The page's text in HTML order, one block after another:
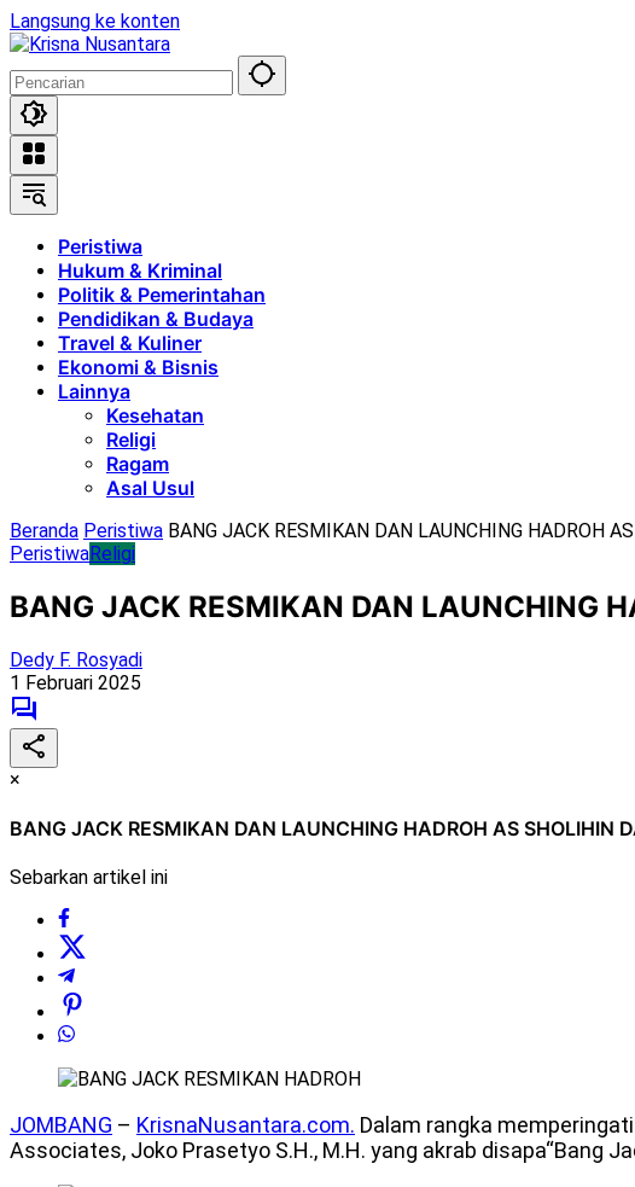
Langsung ke konten
Peristiwa
Hukum & Kriminal
Politik & Pemerintahan
Pendidikan & Budaya
Travel & Kuliner
Ekonomi & Bisnis
Lainnya
Kesehatan
Religi
Ragam
Asal Usul
Beranda Peristiwa BANG JACK RESMIKAN DAN LAUNCHING HADROH
PeristiwaReligi
BANG JACK RESMIKAN DAN LAUNCHING
Dedy F. Rosyadi
1 Februari 2025
×
BANG JACK RESMIKAN DAN LAUNCHING HADROH AS SHOLIHIN
Sebarkan artikel ini
JOMBANG – KrisnaNusantara.com. Dalam rangka
Associates, Joko Prasetyo S.H., M.H. yang akrab disapa“Bang